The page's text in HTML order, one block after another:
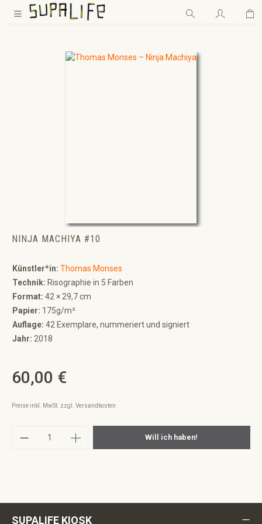
Zum Hauptinhalt springen
NINJA MACHIYA #10
Künstler*in: Thomas Monses
Technik: Risographie in 5 Farben
Format: 42 × 29,7 cm
Papier: 175g/m²
Auflage: 42 Exemplare, nummeriert und signiert
Jahr: 2018
Regulärer Preis:
60,00 €
Preise inkl. MwSt. zzgl. Versandkosten
Produkt Anzahl: Gib den gewünschten
Will ich haben!
SUPALIFE KIOSK